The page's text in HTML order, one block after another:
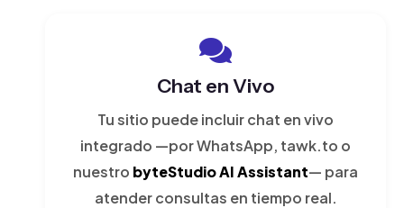
Chat en Vivo
Tu sitio puede incluir chat en vivo
integrado —por WhatsApp, tawk.to o
nuestro byteStudio AI Assistant— para
atender consultas en tiempo real.